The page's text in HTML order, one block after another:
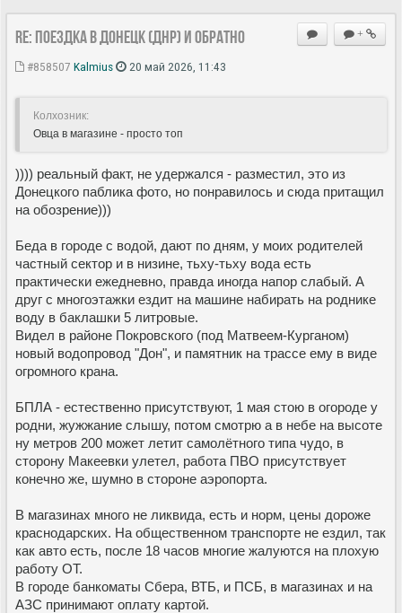
+
Re: Поездка в Донецк (ДНР) и обратно
#858507 Kalmius 20 май 2026, 11:43
Колхозник:
Овца в магазине - просто топ
)))) реальный факт, не удержался - разместил, это из
Донецкого паблика фото, но понравилось и сюда притащил
на обозрение)))
Беда в городе с водой, дают по дням, у моих родителей
частный сектор и в низине, тьху-тьху вода есть
практически ежедневно, правда иногда напор слабый. А
друг с многоэтажки ездит на машине набирать на роднике
воду в баклашки 5 литровые.
Видел в районе Покровского (под Матвеем-Курганом)
новый водопровод "Дон", и памятник на трассе ему в виде
огромного крана.
БПЛА - естественно присутствуют, 1 мая стою в огороде у
родни, жужжание слышу, потом смотрю а в небе на высоте
ну метров 200 может летит самолётного типа чудо, в
сторону Макеевки улетел, работа ПВО присутствует
конечно же, шумно в стороне аэропорта.
В магазинах много не ликвида, есть и норм, цены дороже
краснодарских. На общественном транспорте не ездил, так
как авто есть, после 18 часов многие жалуются на плохую
работу ОТ.
В городе банкоматы Сбера, ВТБ, и ПСБ, в магазинах и на
АЗС принимают оплату картой.